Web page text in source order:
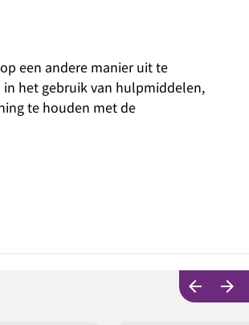
een andere manier uit te
het gebruik van hulpmiddelen,
te houden met de
arrow_back arrow_forward